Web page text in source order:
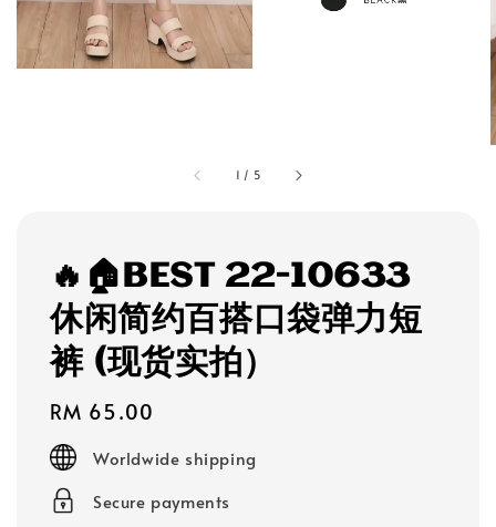
1 / 5
🔥🏠BEST 22-10633
休闲简约百搭口袋弹力短
裤 (现货实拍）
Regular
price
RM 65.00
Worldwide shipping
Secure payments